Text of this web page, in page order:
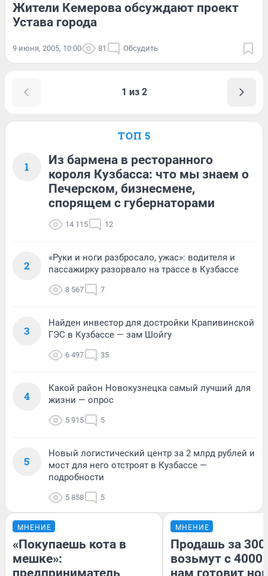
Жители Кемерова обсуждают проект
Устава города
9 июня, 2005, 10:00 81 Обсудить
1 из 2
ТОП 5
1
Из бармена в ресторанного
короля Кузбасса: что мы знаем о
Печерском, бизнесмене,
спорящем с губернаторами
14 115 12
2
«Руки и ноги разбросало, ужас»: водителя и
пассажирку разорвало на трассе в Кузбассе
8 567 7
3
Найден инвестор для достройки Крапивинской
ГЭС в Кузбассе — зам Шойгу
6 497 35
4
Какой район Новокузнецка самый лучший для
жизни — опрос
5 915 5
5
Новый логистический центр за 2 млрд рублей и
мост для него отстроят в Кузбассе —
подробности
5 858 5
МНЕНИЕ
«Покупаешь кота в
мешке»:
предприниматель
МНЕНИЕ
Продашь за
возьмут с
нам готовит